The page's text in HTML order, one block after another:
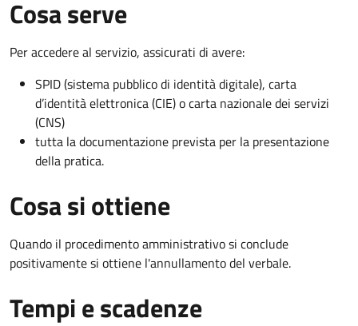
Cosa serve
Per accedere al servizio, assicurati di avere:
SPID (sistema pubblico di identità digitale), carta
d’identità elettronica (CIE) o carta nazionale dei servizi
(CNS)
tutta la documentazione prevista per la presentazione
della pratica.
Cosa si ottiene
Quando il procedimento amministrativo si conclude
positivamente si ottiene l'annullamento del verbale.
Tempi e scadenze